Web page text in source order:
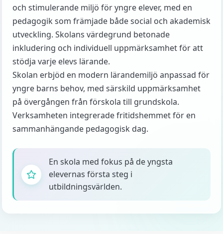
och stimulerande miljö för yngre elever, med en
pedagogik som främjade både social och akademisk
utveckling. Skolans värdegrund betonade
inkludering och individuell uppmärksamhet för att
stödja varje elevs lärande.
Skolan erbjöd en modern lärandemiljö anpassad för
yngre barns behov, med särskild uppmärksamhet
på övergången från förskola till grundskola.
Verksamheten integrerade fritidshemmet för en
sammanhängande pedagogisk dag.
En skola med fokus på de yngsta
elevernas första steg i
utbildningsvärlden.